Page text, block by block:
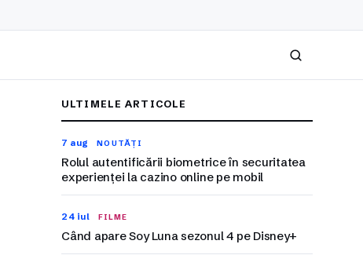
Caută
ULTIMELE ARTICOLE
7 aug NOUTĂȚI
Rolul autentificării biometrice în securitatea
experienței la cazino online pe mobil
24 iul FILME
Când apare Soy Luna sezonul 4 pe Disney+